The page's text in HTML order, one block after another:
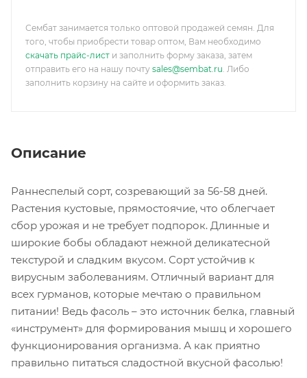
Сембат занимается только оптовой продажей семян. Для
того, чтобы приобрести товар оптом, Вам необходимо
скачать прайс-лист и заполнить форму заказа, затем
отправить его на нашу почту sales@sembat.ru. Либо
заполнить корзину на сайте и оформить заказ.
Описание
Раннеспелый сорт, созревающий за 56-58 дней.
Растения кустовые, прямостоячие, что облегчает
сбор урожая и не требует подпорок. Длинные и
широкие бобы обладают нежной деликатесной
текстурой и сладким вкусом. Сорт устойчив к
вирусным заболеваниям. Отличный вариант для
всех гурманов, которые мечтаю о правильном
питании! Ведь фасоль – это источник белка, главный
«инструмент» для формирования мышц и хорошего
функционирования организма. А как приятно
правильно питаться сладостной вкусной фасолью!